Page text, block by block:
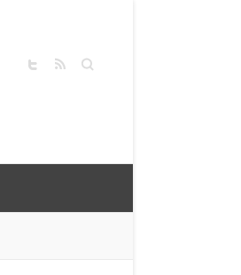
キーワードを入力してく